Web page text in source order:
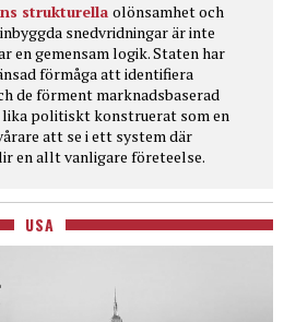
strukturella olönsamhet och
snedvridningar är inte
en gemensam logik. Staten har
förmåga att identifiera
de förment marknadsbaserad
lika politiskt konstruerat som en
att se i ett system där
en allt vanligare företeelse.
USA